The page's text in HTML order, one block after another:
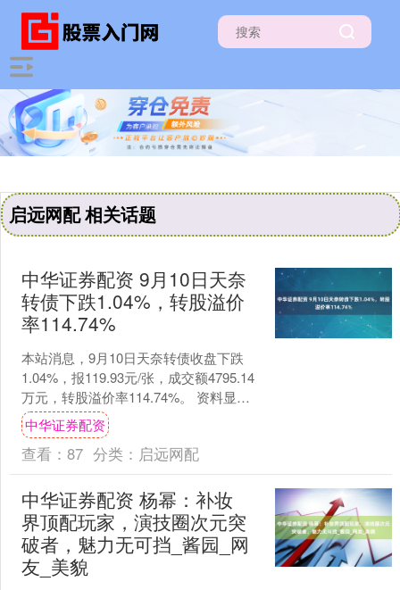
启远网配 相关话题
中华证券配资 9月10日天奈
转债下跌1.04%，转股溢价
率114.74%
本站消息，9月10日天奈转债收盘下跌
1.04%，报119.93元/张，成交额4795.14
万元，转股溢价率114.74%。 资料显
示，天奈转债信用级别为“AA-....
中华证券配资
查看： 87 分类： 启远网配
中华证券配资 杨幂：补妆
界顶配玩家，演技圈次元突
破者，魅力无可挡_酱园_网
友_美貌